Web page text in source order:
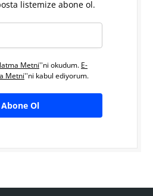
listemize abone ol.
Metni''ni okudum. E-
Metni''ni kabul ediyorum.
Abone Ol